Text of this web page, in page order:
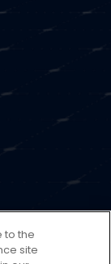
쿠키 정책
to the
site